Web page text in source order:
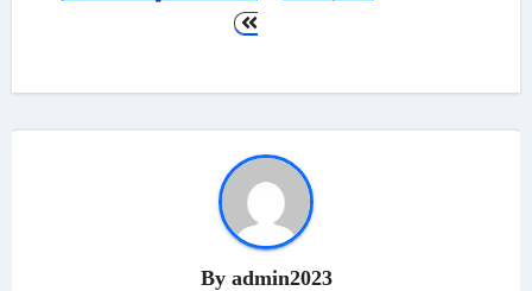
By admin2023